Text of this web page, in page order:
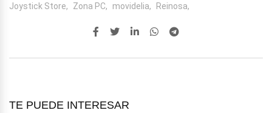
Joystick Store,
Zona PC, movidelia, Reinosa,
TE PUEDE INTERESAR